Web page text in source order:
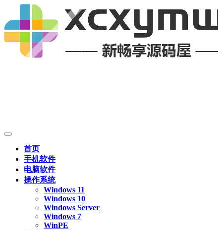
首页
手机软件
电脑软件
操作系统
Windows 11
Windows 10
Windows Server
Windows 7
WinPE